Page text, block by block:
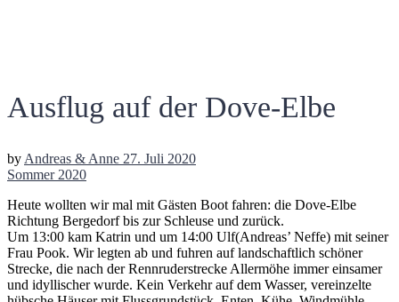
Ausflug auf der Dove-Elbe
byAndreas & Anne 27. Juli 2020
Sommer 2020
Heute wollten wir mal mit Gästen Boot fahren: die Dove-Elbe
Richtung Bergedorf bis zur Schleuse und zurück.
Um 13:00 kam Katrin und um 14:00 Ulf(Andreas’ Neffe) mit seiner
Frau Pook. Wir legten ab und fuhren auf landschaftlich schöner
Strecke, die nach der Rennruderstrecke Allermöhe immer einsamer
und idyllischer wurde. Kein Verkehr auf dem Wasser, vereinzelte